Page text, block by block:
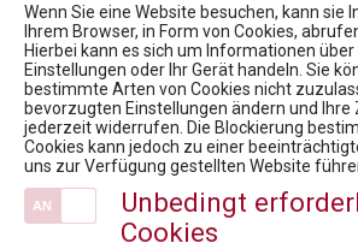
Fördermöglichkeiten für
News
Market Access for you - Insider Know-how &
Health Care Symposium 2018 "Yes,
7. Virtueller Rare Diseases
Wenn Sie eine Website besuchen, kann sie
Ihrem Browser, in Form von Cookies,
Hierbei kann es sich um Informationen über
Einstellungen oder Ihr Gerät handeln. Sie
bestimmte Arten von Cookies nicht
bevorzugten Einstellungen ändern und
jederzeit widerrufen. Die Blockierung
Cookies kann jedoch zu einer
uns zur Verfügung gestellten Website
Unbedingt
Cookies